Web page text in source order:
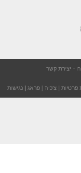
יצירת קשר
פרטיות | צ'כיה | פראג | נגישות